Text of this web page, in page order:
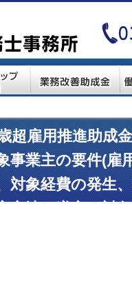
超雇用推進助成
事業主の要件(雇
対象経費の発生